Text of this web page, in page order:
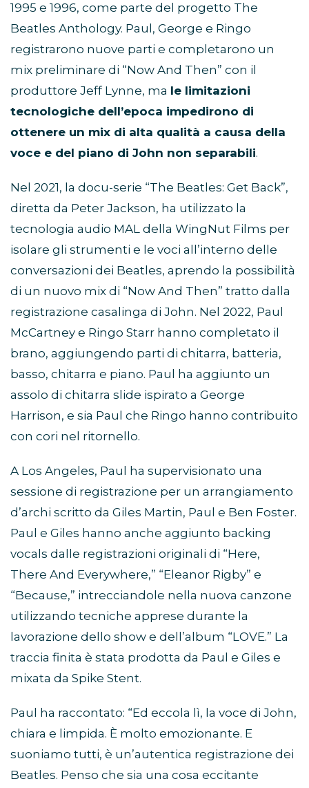
1995 e 1996, come parte del progetto The
Beatles Anthology. Paul, George e Ringo
registrarono nuove parti e completarono un
mix preliminare di “Now And Then” con il
produttore Jeff Lynne, ma le limitazioni
tecnologiche dell’epoca impedirono di
ottenere un mix di alta qualità a causa della
voce e del piano di John non separabili.
Nel 2021, la docu-serie “The Beatles: Get Back”,
diretta da Peter Jackson, ha utilizzato la
tecnologia audio MAL della WingNut Films per
isolare gli strumenti e le voci all’interno delle
conversazioni dei Beatles, aprendo la possibilità
di un nuovo mix di “Now And Then” tratto dalla
registrazione casalinga di John. Nel 2022, Paul
McCartney e Ringo Starr hanno completato il
brano, aggiungendo parti di chitarra, batteria,
basso, chitarra e piano. Paul ha aggiunto un
assolo di chitarra slide ispirato a George
Harrison, e sia Paul che Ringo hanno contribuito
con cori nel ritornello.
A Los Angeles, Paul ha supervisionato una
sessione di registrazione per un arrangiamento
d’archi scritto da Giles Martin, Paul e Ben Foster.
Paul e Giles hanno anche aggiunto backing
vocals dalle registrazioni originali di “Here,
There And Everywhere,” “Eleanor Rigby” e
“Because,” intrecciandole nella nuova canzone
utilizzando tecniche apprese durante la
lavorazione dello show e dell’album “LOVE.” La
traccia finita è stata prodotta da Paul e Giles e
mixata da Spike Stent.
Paul ha raccontato: “Ed eccola lì, la voce di John,
chiara e limpida. È molto emozionante. E
suoniamo tutti, è un’autentica registrazione dei
Beatles. Penso che sia una cosa eccitante